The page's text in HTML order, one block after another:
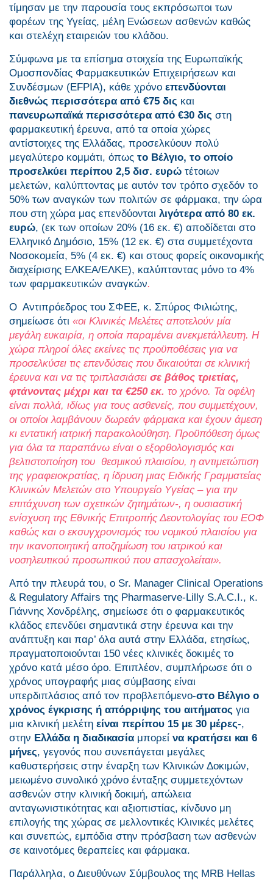
τίμησαν με την παρουσία τους εκπρόσωποι των
φορέων της Υγείας, μέλη Ενώσεων ασθενών καθώς
και στελέχη εταιρειών του κλάδου.
Σύμφωνα με τα επίσημα στοιχεία της Ευρωπαϊκής
Ομοσπονδίας Φαρμακευτικών Επιχειρήσεων και
Συνδέσμων (EFPIA), κάθε χρόνο επενδύονται
διεθνώς περισσότερα από €75 δις και
πανευρωπαϊκά περισσότερα από €30 δις στη
φαρμακευτική έρευνα, από τα οποία χώρες
αντίστοιχες της Ελλάδας, προσελκύουν πολύ
μεγαλύτερο κομμάτι, όπως το Βέλγιο, το οποίο
προσελκύει περίπου 2,5 δισ. ευρώ τέτοιων
μελετών, καλύπτοντας με αυτόν τον τρόπο σχεδόν το
50% των αναγκών των πολιτών σε φάρμακα, την ώρα
που στη χώρα μας επενδύονται λιγότερα από 80 εκ.
ευρώ, (εκ των οποίων 20% (16 εκ. €) αποδίδεται στο
Ελληνικό Δημόσιο, 15% (12 εκ. €) στα συμμετέχοντα
Νοσοκομεία, 5% (4 εκ. €) και στους φορείς οικονομικής
διαχείρισης ΕΛΚΕΑ/ΕΛΚΕ), καλύπτοντας μόνο το 4%
των φαρμακευτικών αναγκών.
Ο Αντιπρόεδρος του ΣΦΕΕ, κ. Σπύρος Φιλιώτης,
σημείωσε ότι «οι Κλινικές Μελέτες αποτελούν μία
μεγάλη ευκαιρία, η οποία παραμένει ανεκμετάλλευτη. Η
χώρα πληροί όλες εκείνες τις προϋποθέσεις για να
προσελκύσει τις επενδύσεις που δικαιούται σε κλινική
έρευνα και να τις τριπλασιάσει σε βάθος τριετίας,
φτάνοντας μέχρι και τα €250 εκ. το χρόνο. Τα οφέλη
είναι πολλά, ιδίως για τους ασθενείς, που συμμετέχουν,
οι οποίοι λαμβάνουν δωρεάν φάρμακα και έχουν άμεση
κι εντατική ιατρική παρακολούθηση. Προϋπόθεση όμως
για όλα τα παραπάνω είναι ο εξορθολογισμός και
βελτιστοποίηση του θεσμικού πλαισίου, η αντιμετώπιση
της γραφειοκρατίας, η ίδρυση μιας Ειδικής Γραμματείας
Κλινικών Μελετών στο Υπουργείο Υγείας – για την
επιτάχυνση των σχετικών ζητημάτων-, η ουσιαστική
ενίσχυση της Εθνικής Επιτροπής Δεοντολογίας του ΕΟΦ
καθώς και ο εκσυγχρονισμός του νομικού πλαισίου για
την ικανοποιητική αποζημίωση του ιατρικού και
νοσηλευτικού προσωπικού που απασχολείται».
Από την πλευρά του, ο Sr. Manager Clinical Operations
& Regulatory Affairs της Pharmaserve-Lilly S.A.C.I., κ.
Γιάννης Χονδρέλης, σημείωσε ότι ο φαρμακευτικός
κλάδος επενδύει σημαντικά στην έρευνα και την
ανάπτυξη και παρ’ όλα αυτά στην Ελλάδα, ετησίως,
πραγματοποιούνται 150 νέες κλινικές δοκιμές το
χρόνο κατά μέσο όρο. Επιπλέον, συμπλήρωσε ότι ο
χρόνος υπογραφής μιας σύμβασης είναι
υπερδιπλάσιος από τον προβλεπόμενο-στο Βέλγιο ο
χρόνος έγκρισης ή απόρριψης του αιτήματος για
μια κλινική μελέτη είναι περίπου 15 με 30 μέρες-,
στην Ελλάδα η διαδικασία μπορεί να κρατήσει και 6
μήνες, γεγονός που συνεπάγεται μεγάλες
καθυστερήσεις στην έναρξη των Κλινικών Δοκιμών,
μειωμένο συνολικό χρόνο ένταξης συμμετεχόντων
ασθενών στην κλινική δοκιμή, απώλεια
ανταγωνιστικότητας και αξιοπιστίας, κίνδυνο μη
επιλογής της χώρας σε μελλοντικές Κλινικές μελέτες
και συνεπώς, εμπόδια στην πρόσβαση των ασθενών
σε καινοτόμες θεραπείες και φάρμακα.
Παράλληλα, ο Διευθύνων Σύμβουλος της ΜRB Hellas